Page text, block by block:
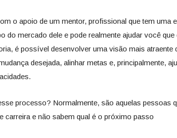
o apoio de um mentor, profissional que tem uma
do mercado dele e pode realmente ajudar você
é possível desenvolver uma visão mais atraente
desejada, alinhar metas e, principalmente,
processo? Normalmente, são aquelas pessoas
carreira e não sabem qual é o próximo passo